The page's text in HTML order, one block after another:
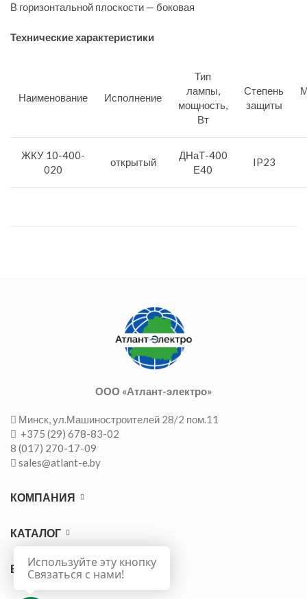
В горизонтальной плоскости — боковая
Технические характеристики
Наименование Исполнение
Тип
лампы,
мощность,
Вт
Степень
защиты
ЖКУ 10-400-
020
открытый
ДНаТ-400
Е40
IP23
ООО «Атлант-электро»
Минск, ул.Машиностроителей 28/2 пом.11
+375 (29) 678-83-02
8 (017) 270-17-09
sales@atlant-e.by
КОМПАНИЯ
КАТАЛОГ
ВАЖНО
Используйте эту кнопку
Связаться с нами!